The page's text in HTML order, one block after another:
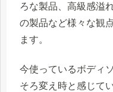
ろな製品、高級感溢
の製品など様々な観
ます。
今使っているボディ
そろ変え時と感じて